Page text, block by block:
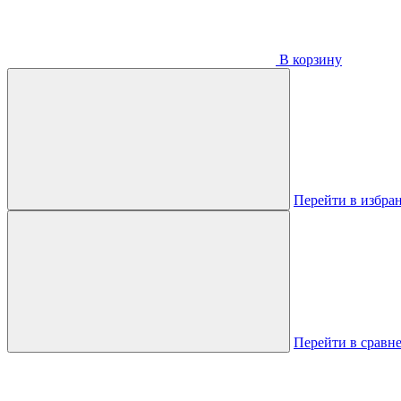
В корзину
Перейти в
Перейти в